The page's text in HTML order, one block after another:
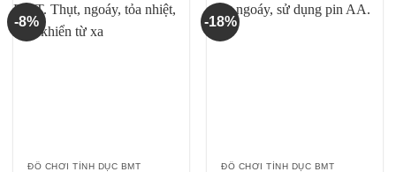
-8%
ĐỒ CHƠI TÌNH DỤC BMT
-18%
ĐỒ CHƠI TÌNH DỤC BMT